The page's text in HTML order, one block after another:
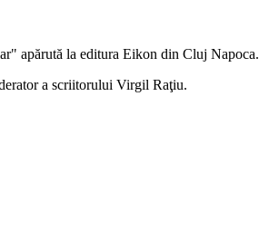
apărută la editura Eikon din Cluj Napoca.
a scriitorului Virgil Raţiu.